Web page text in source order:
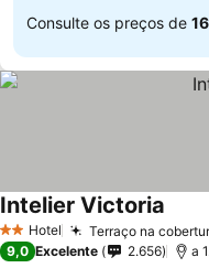
Consulte os preços de
2 Estrelas
Hotel Terraço na
Intelier Victoria
9,0 Excelente 2.656 a